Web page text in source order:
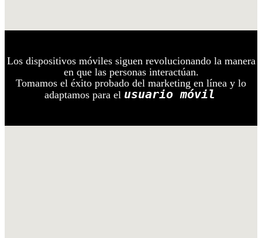
Los dispositivos móviles siguen revolucionando la manera
en que las personas interactúan.
Tomamos el éxito probado del marketing en línea y lo
adaptamos para el usuario móvil